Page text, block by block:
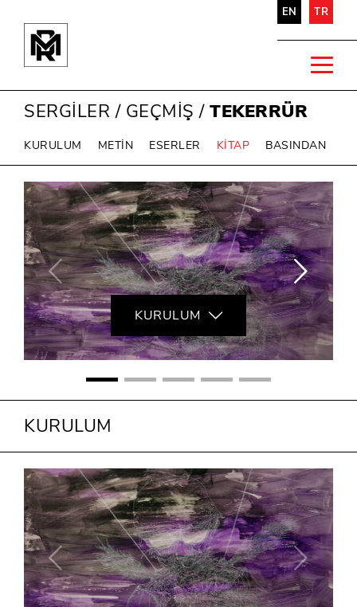
EN TR
SERGİLER / GEÇMİŞ / TEKERRÜR
KURULUM METİN ESERLER KİTAP BASINDAN
KURULUM
KURULUM